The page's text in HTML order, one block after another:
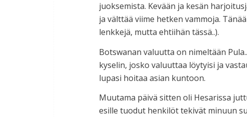
juoksemista. Kevään ja kesän
ja välttää viime hetken vammoja.
lenkkejä, mutta ehtiihän tässä..).
Botswanan valuutta on nimeltään
kyselin, josko valuuttaa löytyisi ja
lupasi hoitaa asian kuntoon.
Muutama päivä sitten oli Hesarissa
esille tuodut henkilöt tekivät minuun